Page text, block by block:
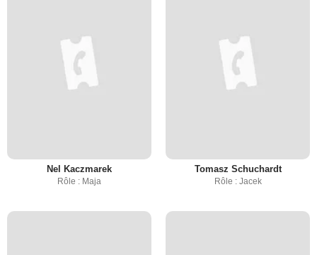
Nel Kaczmarek
Rôle : Maja
Tomasz Schuchardt
Rôle : Jacek